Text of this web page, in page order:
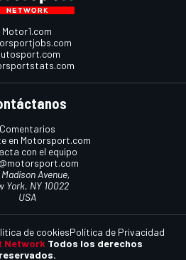
Motor1.com
Comentarios
en Motorsport.com
con el equipo
Avenue,
York, NY 10022
USA
Network Todos los derechos
reservados.
de cookiesPolítica de Privacidad